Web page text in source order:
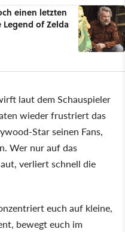
einen letzten
Legend of Zelda
laut dem Schauspieler
wieder frustriert das
Star seinen Fans,
Wer nur auf das
verliert schnell die
euch auf kleine,
bewegt euch im